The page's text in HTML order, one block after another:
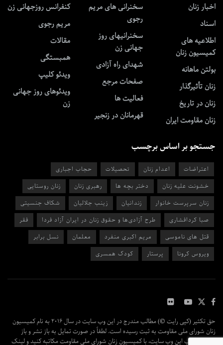
اخبار زنان
اسناد
اطلاعیه های
کمیسیون زنان
بولتن ماهانه
زنان تأثیرگذار
زنان در تاریخ
زنان مقاومت ایران
سخنرانی های مریم
رجوی
سخنرانیهای روز
جهانی زن
شهدای راه آزادی
صفحات مرجع
فعالیت ها
قهرمانان در زنجیر
کنفرانس روزجهانی زن
مریم رجوی
مقالات
همبستگی
ویدئو کلیپ
ویدئوهای روز جهانی
زن
جستجو بر اساس برچسب
اعتراضات اعدام زنان تحصیلات
حجاب اجباری
خشونت علیه زنان
دختر بچه ها رهبری زنان
زنان روستایی
زنان سرپرست خانوار
زندانیان زینب جلالیان
شکاف جنسیتی
صبا کردافشاری
طرح آزادی‌ها و حقوق زنان در ایران آزاد فردا
فقر
قتل های ناموسی
مریم اکبری منفرد معلمان
نسل برابر
ویروس کرونا
پرستار کودک همسری
حق تکثیر (کپی رایت ©) مطالب مندرج در این وب سایت در سال ۲۰۱۶ به نام کمیسیون
زنان شورای ملی مقاومت به ثبت رسیده است. لطفاً در صورت تمایل به باز نشر و باز
پخش مطالب این وب سایت، با کمیسیون زنان شورای ملی مقاومت مکاتبه کنید و لینک